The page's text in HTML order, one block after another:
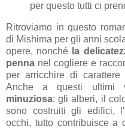
per questo tutti ci
Ritroviamo in questo
di Mishima per gli anni
opere, nonché la
penna nel cogliere e
per arricchire di
Anche a questi ultimi
minuziosa: gli alberi, il
sono costruiti gli edifici,
occhi, tutto contribuisce a